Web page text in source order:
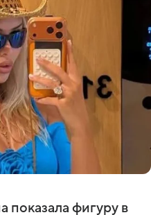
показала фигуру в